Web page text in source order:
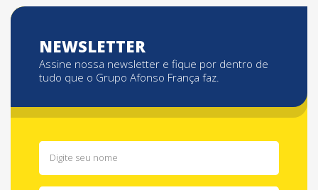
NEWSLETTER
Assine nossa newsletter e fique por dentro de
tudo que o Grupo Afonso França faz.